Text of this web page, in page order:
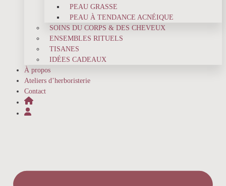
PEAU GRASSE
PEAU À TENDANCE ACNÉIQUE
SOINS DU CORPS & DES CHEVEUX
ENSEMBLES RITUELS
TISANES
IDÉES CADEAUX
À propos
Ateliers d’herboristerie
Contact